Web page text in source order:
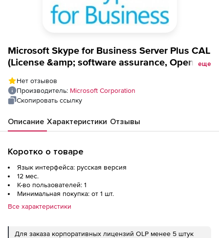
Microsoft Skype for Business Server Plus CAL
(License &amp; software assurance, Open
product 1 Year Acquired Year 1 All Languages
еще
Нет отзывов
Производитель: Microsoft Corporation
Скопировать ссылку
Описание Характеристики Отзывы
Коротко о товаре
Язык интерфейса: русская версия
12 мес.
К-во пользователей: 1
Минимальная покупка: от 1 шт.
Все характеристики
Для заказа корпоративных лицензий OLP менее 5 штук